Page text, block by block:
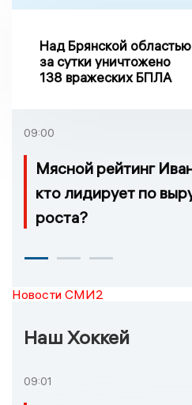
Над Брянской областью
за сутки уничтожено
138 вражеских БПЛА
09:00
Мясной рейтинг
кто лидирует по
роста?
Новости СМИ2
Наш Хоккей
09:01